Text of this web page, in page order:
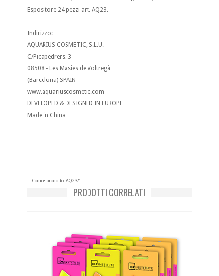
Espositore 24 pezzi art. AQ23.
Indirizzo:
AQUARIUS COSMETIC, S.L.U.
C/Picapedrers, 3
08508 - Les Masies de Voltregà
(Barcelona) SPAIN
www.aquariuscosmetic.com
DEVELOPED & DESIGNED IN EUROPE
Made in China
- Codice prodotto: AQ23/1
PRODOTTI CORRELATI